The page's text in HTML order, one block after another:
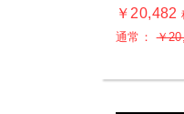
￥20,482
通常：￥